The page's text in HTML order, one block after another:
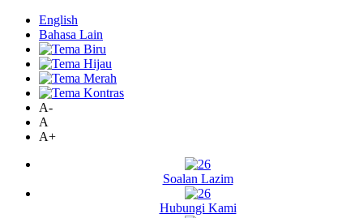
English
Bahasa Lain
A-
A
A+
Soalan Lazim
Hubungi Kami